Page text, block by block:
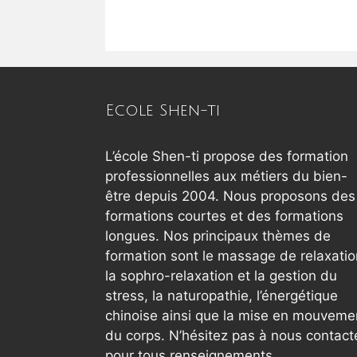
Ecole Shen-ti
L’école Shen-ti propose des formation
professionnelles aux métiers du bien-
être depuis 2004. Nous proposons des
formations courtes et des formations
longues. Nos principaux thèmes de
formation sont le massage de
la sophro-relaxation et la gestion du
stress, la naturopathie, l’énergétique
chinoise ainsi que la mise en
du corps. N’hésitez pas à nous